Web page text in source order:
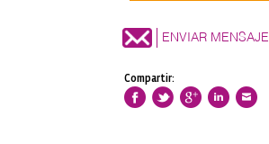
ENVIAR MENSAJE
Compartir: